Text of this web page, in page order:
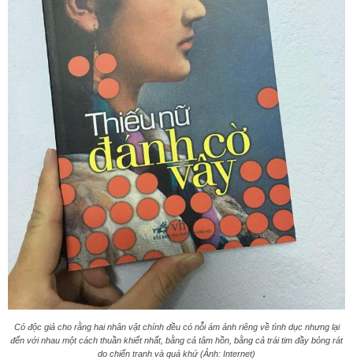
Có độc giả cho rằng hai nhân vật chính đều có nỗi ám ảnh riêng về tình dục nhưng lại
đến với nhau một cách thuần khiết nhất, bằng cả tâm hồn, bằng cả trái tim đầy bỏng rát
do chiến tranh và quá khứ (Ảnh: Internet)